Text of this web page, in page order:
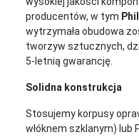
producentów, w tym
wytrzymała obudowa
tworzyw sztucznych,
5-letnią gwarancję.
Solidna konstrukcja
Stosujemy korpusy
włóknem szklanym) lub